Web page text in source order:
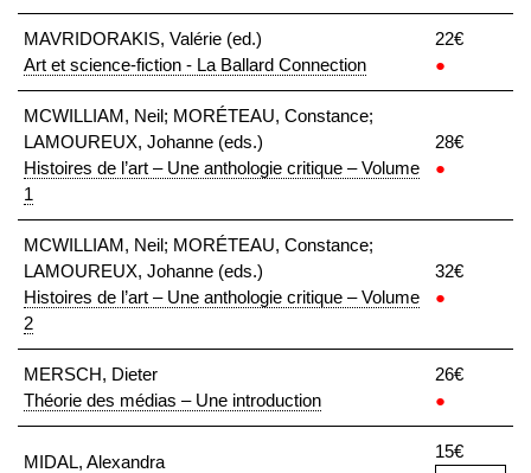
MAVRIDORAKIS, Valérie (ed.)
Art et science-fiction - La Ballard Connection
22€
●
MCWILLIAM, Neil; MORÉTEAU, Constance;
LAMOUREUX, Johanne (eds.)
Histoires de l’art – Une anthologie critique – Volume
1
28€
●
MCWILLIAM, Neil; MORÉTEAU, Constance;
LAMOUREUX, Johanne (eds.)
Histoires de l’art – Une anthologie critique – Volume
2
32€
●
MERSCH, Dieter
Théorie des médias – Une introduction
26€
●
MIDAL, Alexandra
15€